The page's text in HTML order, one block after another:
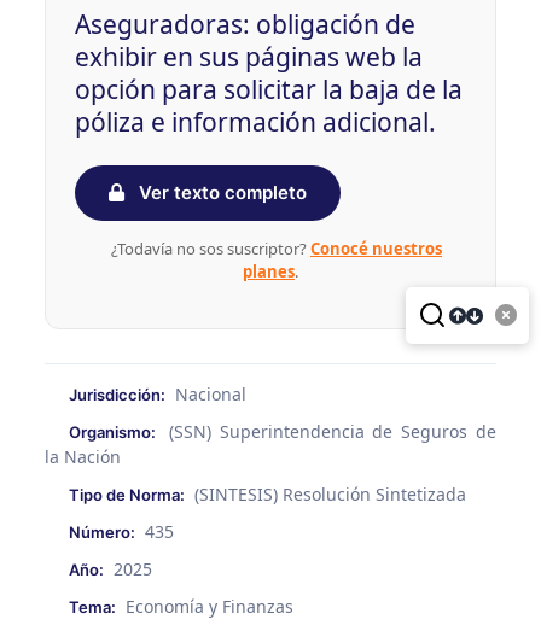
Aseguradoras: obligación de
exhibir en sus páginas web la
opción para solicitar la baja de la
póliza e información adicional.
Ver texto completo
¿Todavía no sos suscriptor?Conocé nuestros
planes.
Jurisdicción: Nacional
Organismo:
(SSN) Superintendencia de Seguros de
la Nación
Tipo de Norma: (SINTESIS) Resolución Sintetizada
Número: 435
Año: 2025
Tema: Economía y Finanzas